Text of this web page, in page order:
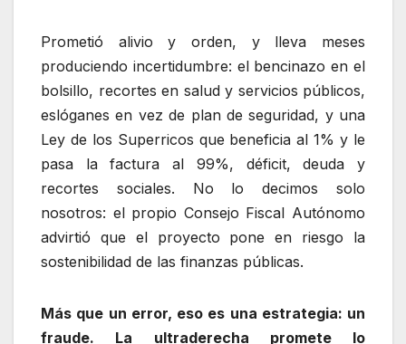
Prometió alivio y orden, y lleva meses
produciendo incertidumbre: el bencinazo en el
bolsillo, recortes en salud y servicios públicos,
eslóganes en vez de plan de seguridad, y una
Ley de los Superricos que beneficia al 1% y le
pasa la factura al 99%, déficit, deuda y
recortes sociales. No lo decimos solo
nosotros: el propio Consejo Fiscal Autónomo
advirtió que el proyecto pone en riesgo la
sostenibilidad de las finanzas públicas.
Más que un error, eso es una estrategia: un
fraude. La ultraderecha promete lo